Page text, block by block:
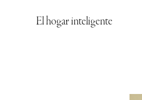
El hogar inteligente